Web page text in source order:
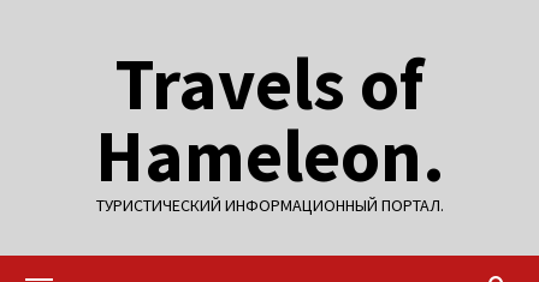
Travels of
Hameleon.
ТУРИСТИЧЕСКИЙ ИНФОРМАЦИОННЫЙ ПОРТАЛ.